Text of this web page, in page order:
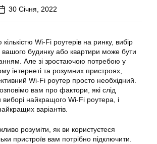
30 Січня, 2022
Wi-Fi роутерів на ринку, вибір
будинку або квартири може бути
Але зі зростаючою потребою у
інтернеті та розумних пристроях,
Wi-Fi роутер просто необхідний.
вам про фактори, які слід
виборі найкращого Wi-Fi роутера, і
варіантів.
розуміти, як ви користуєтеся
пристроїв вам потрібно підключити.